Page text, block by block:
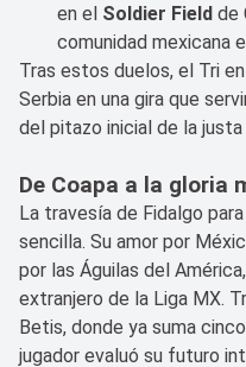
en el Soldier Field de
comunidad mexicana
Tras estos duelos, el Tri
Serbia en una gira que
del pitazo inicial de la justa
De Coapa a la gloria
La travesía de Fidalgo
sencilla. Su amor por
por las Águilas del
extranjero de la Liga MX.
Betis, donde ya suma
jugador evaluó su futuro